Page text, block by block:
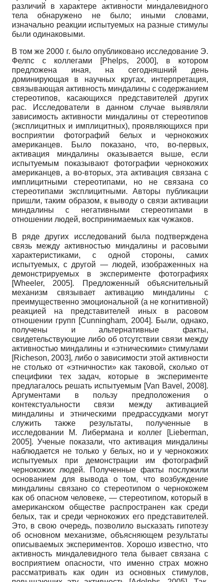
различий в характере активности миндалевидного
тела обнаружено не было; иными словами,
изначально реакции испытуемых на разные стимулы
были одинаковыми.
В том же 2000 г. было опубликовано исследование Э.
Фелпс с коллегами
[Phelps, 2000], в котором
предложена иная, на сегодняшний день
доминирующая в научных кругах, интерпретация,
связывающая активность миндалины с содержанием
стереотипов, касающихся представителей других
рас. Исследователи в данном случае выявляли
зависимость активности миндалины от стереотипов
(экспли­цитных и имплицитных), проявляющихся при
восприятии фотографий белых и чернокожих
американцев. Было показано, что, во-первых,
активация миндалины оказывается выше, если
испытуемым показывают фотографии чернокожих
американцев, а во-вторых, эта активация связана с
имплицитными стереотипами, но не связана со
стереотипами экспли­цитными. Авторы публикации
пришли, таким образом, к выводу о связи активации
миндалины с негативными стереотипами в
отношении людей, воспринимаемых как чужаков.
В ряде других исследований была подтверждена
связь между активностью миндалины и расовыми
характеристиками, с одной стороны, самих
испытуемых, с другой — людей, изображенных на
демонстрируемых в эксперименте фотографиях
[Wheeler, 2005]. Предложенный объяснительный
механизм связывает активацию миндалины с
преимущественно эмоциональной (а не когнитивной)
реакцией на представителей иных в расовом
отношении групп [Cunningham, 2004]. Были, однако,
получены и альтернативные факты,
свидетельствующие либо об отсутствии связи между
активностью миндалины и «этническими» стимулами
[Richeson, 2003], либо о зависимости этой активности
не столько от «этничности» как таковой, сколько от
специфики тех задач, которые в эксперименте
предлагалось решать испытуемым [Van Bavel, 2008].
Аргументами в пользу предположения о
контекстуальности связи между активацией
миндалины и этническими предрассудками могут
служить также результаты, полученные в
исследовании М. Либер­мана и коллег
[Lieberman,
2005]. Ученые показали, что активация миндалины
наблюдается не только у белых, но и у чернокожих
испытуемых при демонстрации им фотографий
чернокожих людей. Полученные факты послужили
основанием для вывода о том, что возбуждение
миндалины связано со стереотипом о чернокожем
как об опасном человеке, — стереотипом, который в
американском обществе распространен как среди
белых, так и среди чернокожих его представителей.
Это, в свою очередь, позволило высказать гипотезу
об основном механизме, объясняющем результаты
описываемых экспериментов. Хорошо известно, что
активность миндалевидного тела бывает связана с
восприятием опасности, что именно страх можно
рассматривать как один из основных стимулов,